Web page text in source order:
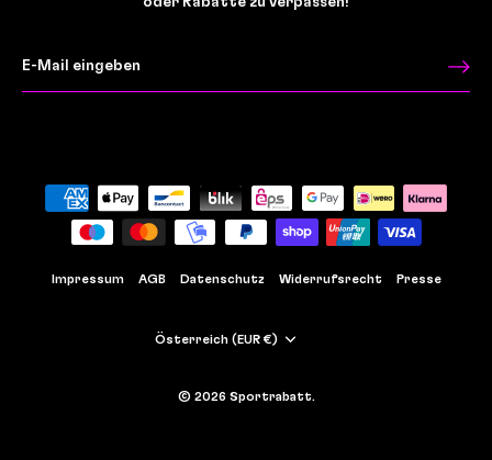
Impressum AGB Datenschutz Widerrufsrecht Presse
Währung
Österreich (EUR €)
© 2026 Sportrabatt.